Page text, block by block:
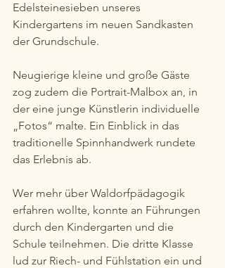
Edelsteinesieben unseres
Kindergartens im neuen Sandkasten
der Grundschule.
Neugierige kleine und große Gäste
zog zudem die Portrait-Malbox an, in
der eine junge Künstlerin individuelle
„Fotos“ malte. Ein Einblick in das
traditionelle Spinnhandwerk rundete
das Erlebnis ab.
Wer mehr über Waldorfpädagogik
erfahren wollte, konnte an Führungen
durch den Kindergarten und die
Schule teilnehmen. Die dritte Klasse
lud zur Riech- und Fühlstation ein und